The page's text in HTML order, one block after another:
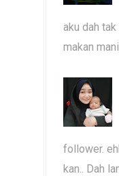
aku dah
makan
follower.
kan.. Dah